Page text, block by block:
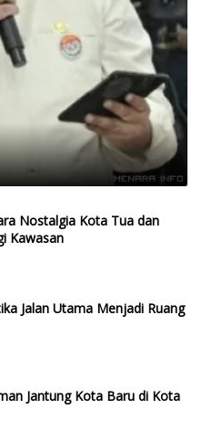
Nostalgia Kota Tua dan
Kawasan
Jalan Utama Menjadi Ruang
Jantung Kota Baru di Kota